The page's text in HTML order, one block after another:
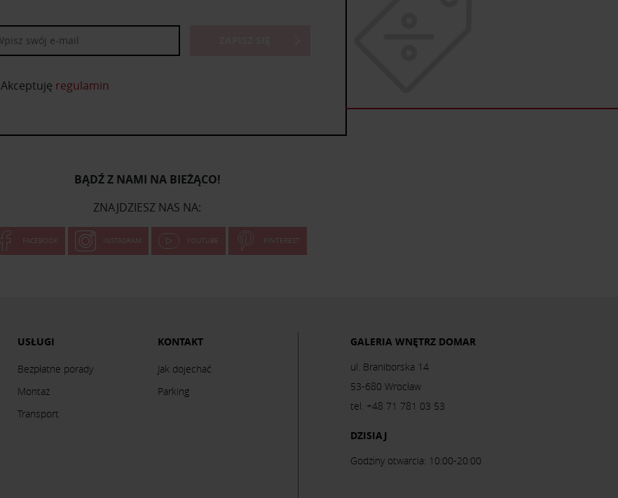
Akceptuję regulamin
BĄDŹ Z NAMI NA BIEŻĄCO!
ZNAJDZIESZ NAS NA:
FACEBOOK INSTAGRAM YOUTUBE PINTEREST
USŁUGI
Bezpłatne porady
Montaż
Transport
KONTAKT
Jak dojechać
Parking
GALERIA WNĘTRZ DOMAR
ul. Braniborska 14
53-680 Wrocław
tel. +48 71 781 03 53
DZISIAJ
Godziny otwarcia: 10:00-20:00